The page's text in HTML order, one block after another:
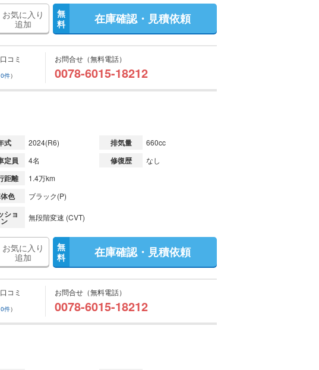
お気に入り
追加
無
料
在庫確認・見積依頼
コミ
0件）
お問合せ（無料電話）
0078-6015-18212
式 2024(R6) 排気量 660cc
定員 4名 修復歴 なし
距離 1.4万km
色 ブラック(P)
ショ
ン 無段階変速 (CVT)
お気に入り
追加
無
料
在庫確認・見積依頼
コミ
0件）
お問合せ（無料電話）
0078-6015-18212